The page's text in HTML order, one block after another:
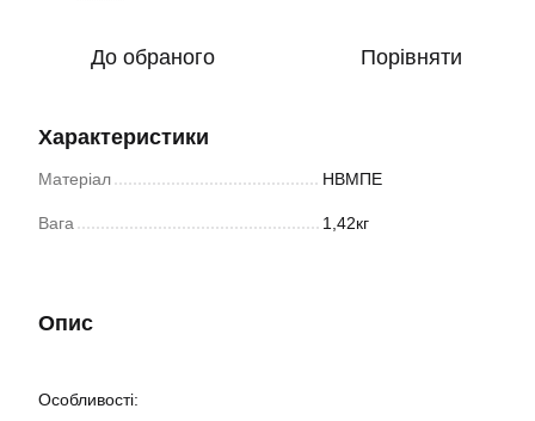
До обраного Порівняти
Характеристики
Матеріал НВМПЕ
Вага 1,42кг
Опис
Особливості: